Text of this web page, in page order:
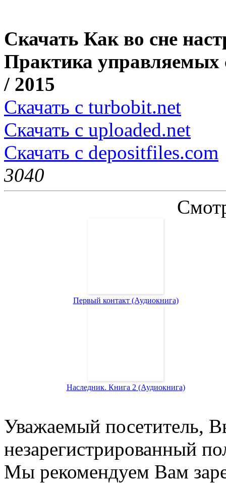
Скачать Как во сне
Практика управляемых
/ 2015
Скачать с turbobit.net
Скачать с uploaded.net
Скачать с depositfiles.com
3040
Первый контакт (Аудиокнига)
Наследник. Книга 2 (Аудиокнига)
Уважаемый посетитель,
незарегистрированный
Мы рекомендуем Вам